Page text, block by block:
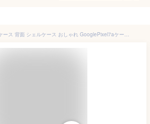
Google Pixel 7a ケース 背面 シェルケース おしゃれ GooglePixel7aケース Google Pixel 7a ケース かわいい Google Pixel7a ケース グーグルピクセル 7a ケース ハンドベルト ハードケース シェルケース